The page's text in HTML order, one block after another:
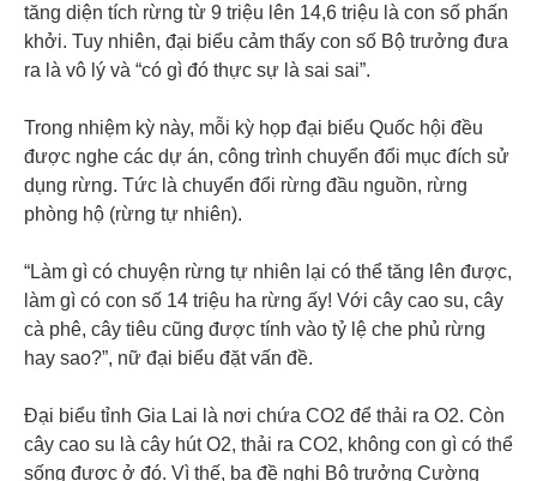
tăng diện tích rừng từ 9 triệu lên 14,6 triệu là con số phấn
khởi. Tuy nhiên, đại biểu cảm thấy con số Bộ trưởng đưa
ra là vô lý và “có gì đó thực sự là sai sai”.
Trong nhiệm kỳ này, mỗi kỳ họp đại biểu Quốc hội đều
được nghe các dự án, công trình chuyển đổi mục đích sử
dụng rừng. Tức là chuyển đổi rừng đầu nguồn, rừng
phòng hộ (rừng tự nhiên).
“Làm gì có chuyện rừng tự nhiên lại có thể tăng lên được,
làm gì có con số 14 triệu ha rừng ấy! Với cây cao su, cây
cà phê, cây tiêu cũng được tính vào tỷ lệ che phủ rừng
hay sao?”, nữ đại biểu đặt vấn đề.
Đại biểu tỉnh Gia Lai là nơi chứa CO2 để thải ra O2. Còn
cây cao su là cây hút O2, thải ra CO2, không con gì có thể
sống được ở đó. Vì thế, ba đề nghị Bộ trưởng Cường